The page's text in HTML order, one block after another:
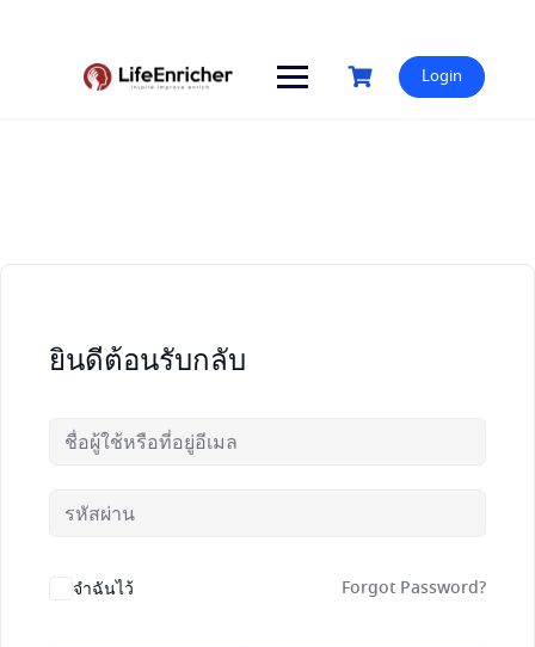
Login
ยินดีต้อนรับกลับ
จำฉันไว้ Forgot Password?